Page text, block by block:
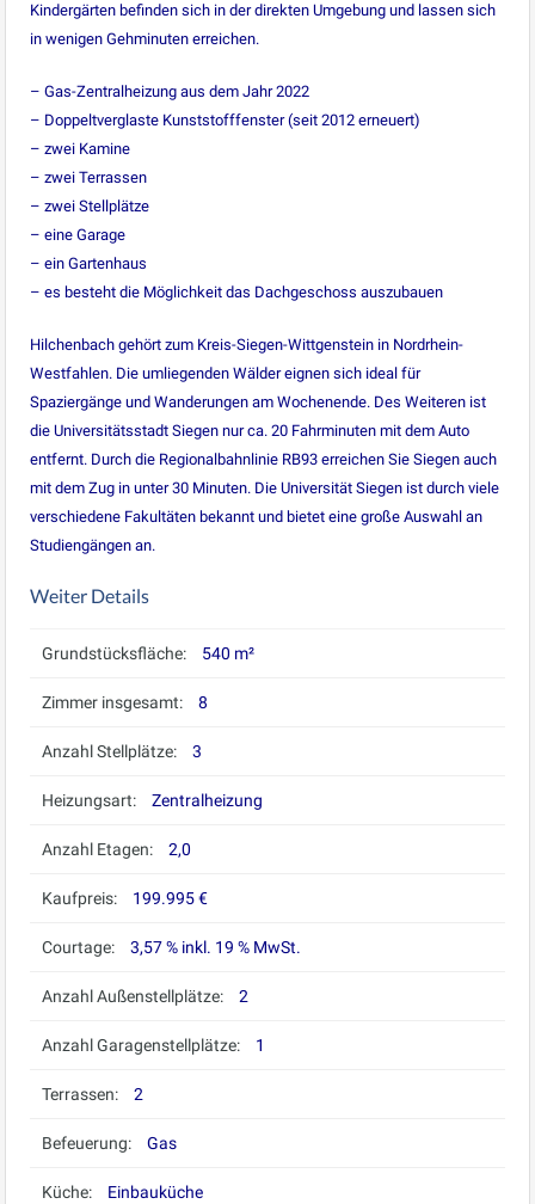
Kindergärten befinden sich in der direkten Umgebung und lassen sich
in wenigen Gehminuten erreichen.
– Gas-Zentralheizung aus dem Jahr 2022
– Doppeltverglaste Kunststofffenster (seit 2012 erneuert)
– zwei Kamine
– zwei Terrassen
– zwei Stellplätze
– eine Garage
– ein Gartenhaus
– es besteht die Möglichkeit das Dachgeschoss auszubauen
Hilchenbach gehört zum Kreis-Siegen-Wittgenstein in Nordrhein-
Westfahlen. Die umliegenden Wälder eignen sich ideal für
Spaziergänge und Wanderungen am Wochenende. Des Weiteren ist
die Universitätsstadt Siegen nur ca. 20 Fahrminuten mit dem Auto
entfernt. Durch die Regionalbahnlinie RB93 erreichen Sie Siegen auch
mit dem Zug in unter 30 Minuten. Die Universität Siegen ist durch viele
verschiedene Fakultäten bekannt und bietet eine große Auswahl an
Studiengängen an.
Weiter Details
Grundstücksfläche: 540 m²
Zimmer insgesamt: 8
Anzahl Stellplätze: 3
Heizungsart: Zentralheizung
Anzahl Etagen: 2,0
Kaufpreis: 199.995 €
Courtage: 3,57 % inkl. 19 % MwSt.
Anzahl Außenstellplätze: 2
Anzahl Garagenstellplätze: 1
Terrassen: 2
Befeuerung: Gas
Küche: Einbauküche